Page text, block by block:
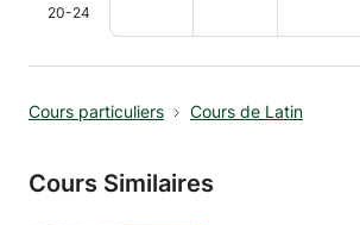
20-24
Cours particuliers Cours de Latin
Cours Similaires